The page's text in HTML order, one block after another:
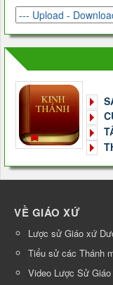
VỀ GIÁO XỨ
Lược sử Giáo xứ
Tiểu sử các Thánh
Video Lược Sử